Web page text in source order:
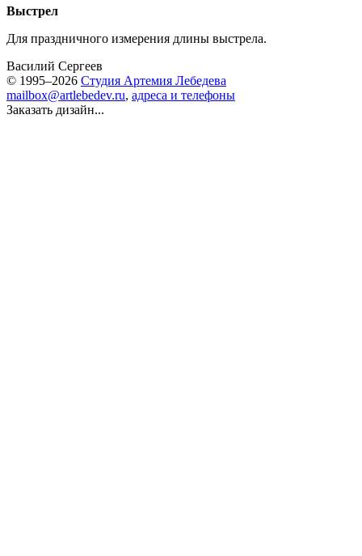
Выстрел
Для праздничного измерения длины выстрела.
Василий Сергеев
© 1995–2026 Студия Артемия Лебедева
mailbox@artlebedev.ru, адреса и телефоны
Заказать дизайн...